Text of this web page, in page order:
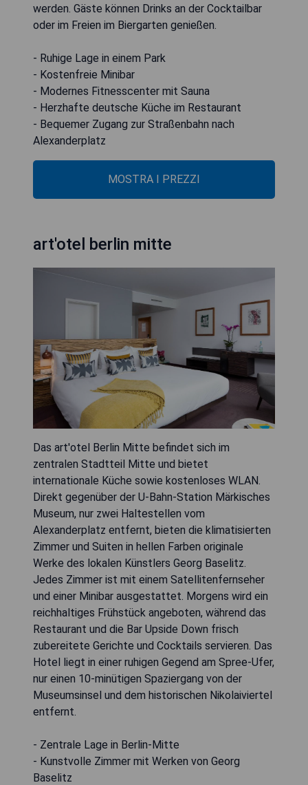
werden. Gäste können Drinks an der Cocktailbar
oder im Freien im Biergarten genießen.
- Ruhige Lage in einem Park
- Kostenfreie Minibar
- Modernes Fitnesscenter mit Sauna
- Herzhafte deutsche Küche im Restaurant
- Bequemer Zugang zur Straßenbahn nach
Alexanderplatz
MOSTRA I PREZZI
art'otel berlin mitte
Das art'otel Berlin Mitte befindet sich im
zentralen Stadtteil Mitte und bietet
internationale Küche sowie kostenloses WLAN.
Direkt gegenüber der U-Bahn-Station Märkisches
Museum, nur zwei Haltestellen vom
Alexanderplatz entfernt, bieten die klimatisierten
Zimmer und Suiten in hellen Farben originale
Werke des lokalen Künstlers Georg Baselitz.
Jedes Zimmer ist mit einem Satellitenfernseher
und einer Minibar ausgestattet. Morgens wird ein
reichhaltiges Frühstück angeboten, während das
Restaurant und die Bar Upside Down frisch
zubereitete Gerichte und Cocktails servieren. Das
Hotel liegt in einer ruhigen Gegend am Spree-Ufer,
nur einen 10-minütigen Spaziergang von der
Museumsinsel und dem historischen Nikolaiviertel
entfernt.
- Zentrale Lage in Berlin-Mitte
- Kunstvolle Zimmer mit Werken von Georg
Baselitz